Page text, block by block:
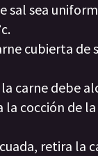
sal sea
cubierta
carne debe
la cocción de
retira la